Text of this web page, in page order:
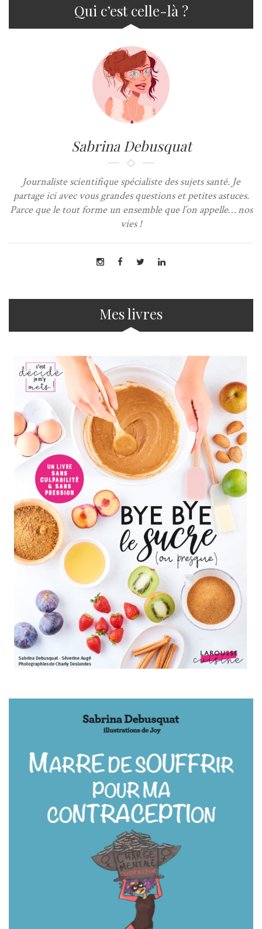
Qui c’est celle-là ?
Sabrina Debusquat
Journaliste scientifique spécialiste des sujets santé. Je
partage ici avec vous grandes questions et petites astuces.
Parce que le tout forme un ensemble que l’on appelle… nos
vies !
Mes livres